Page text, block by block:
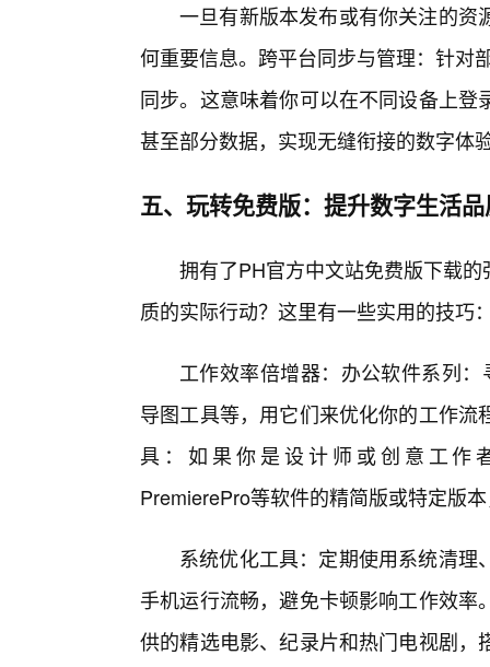
一旦有新版本发布或有你关注的资
何重要信息。跨平台同步与管理：针对
同步。这意味着你可以在不同设备上
甚至部分数据，实现无缝衔接的数字体
五、玩转免费版：提升数字生活
拥有了PH官方中文站免费版下载
质的实际行动？这里有一些实用的技巧
工作效率倍增器：办公软件系列
导图工具等，用它们来优化你的工作
具：如果你是设计师或创意工作
PremierePro等软件的精简版或特定版
系统优化工具：定期使用系统清
手机运行流畅，避免卡顿影响工作效
供的精选电影、纪录片和热门电视剧